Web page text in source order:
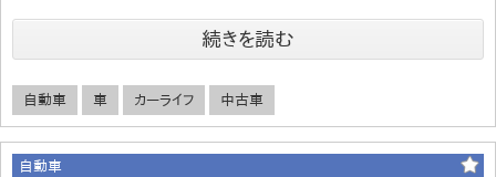
続きを読む
自動車 車 カーライフ 中古車
自動車